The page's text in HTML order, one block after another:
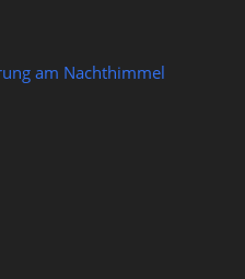
am Nachthimmel